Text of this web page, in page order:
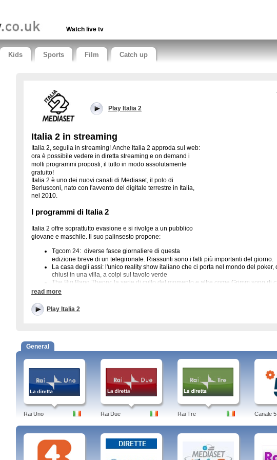
Watch live tv
Kids Sports Film Catch up
Play Italia 2
Italia 2 in streaming
Italia 2, seguila in streaming! Anche Italia 2 approda sul web:
ora è possibile vedere in diretta streaming e on demand i
molti programmi proposti, il tutto in modo assolutamente
gratuito!
Italia 2 è uno dei nuovi canali di Mediaset, il polo di
Berlusconi, nato con l'avvento del digitale terrestre in Italia,
nel 2010.
I programmi di Italia 2
Italia 2 offre soprattutto evasione e si rivolge a un pubblico
giovane e maschile. Il suo palinsesto propone:
Tgcom 24: diverse fasce giornaliere di questa
edizione breve di un telegironale. Riassunti sono i fatti più importanti del giorno.
La casa degli assi: l'unico reality show italiano che ci porta nel mondo del
chiusi in una villa, a colpi sul tavolo verde
The Big Bang Theory: la serie di culto del momento e altre come Grimm sono di
Detective Conan: con I Griffin e American Dad incolla davanti al teleschermo il
Film: anche il cinema è decisamente di taglio maschile, spesso infatti vengono
tematiche care ai teenager. L'informazione è rada, per questo si può definire Italia 2
Detective Conan o le emozioni della SBK, non perderti la programmazione di Italia 2!
Tags: italia 2, italia 2006, programmazione, streaming, canale, tv, rosa, stasera, italia
read more
Play Italia 2
General
Rai Uno Rai Due Rai Tre Canale 5